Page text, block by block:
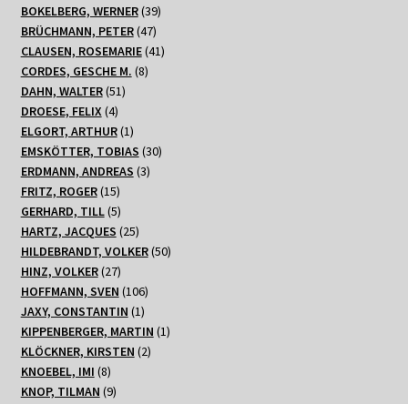
Produkte
BOKELBERG, WERNER 3939
BRÜCHMANN, PETER 4747
Produkte
CLAUSEN, ROSEMARIE 4141
CORDES, GESCHE M. 88
DAHN, WALTER 5151
DROESE, FELIX 44
Produkte
ELGORT, ARTHUR 11
Produkt
EMSKÖTTER, TOBIAS 3030
ERDMANN, ANDREAS 33
FRITZ, ROGER 1515
Produkte
GERHARD, TILL 55
Produkte
HARTZ, JACQUES 2525
Produkte
HILDEBRANDT, VOLKER 5050
HINZ, VOLKER 2727
Produkte
HOFFMANN, SVEN 106106
Produkte
JAXY, CONSTANTIN 11
Produkt
KIPPENBERGER, MARTIN 11
KLÖCKNER, KIRSTEN 22
KNOEBEL, IMI 88
Produkte
KNOP, TILMAN 99